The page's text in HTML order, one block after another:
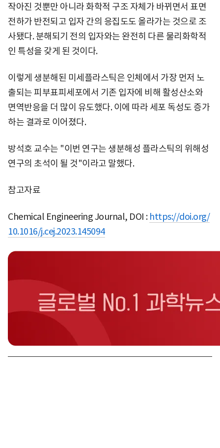
작아진 것뿐만 아니라 화학적 구조 자체가 바뀌면서 표면
전하가 반전되고 입자 간의 응집도도 올라가는 것으로 조
사됐다. 분해되기 전의 입자와는 완전히 다른 물리화학적
인 특성을 갖게 된 것이다.
이렇게 생분해된 미세플라스틱은 인체에서 가장 먼저 노
출되는 피부표피세포에서 기존 입자에 비해 활성산소와
면역반응을 더 많이 유도했다. 이에 따라 세포 독성도 증가
하는 결과로 이어졌다.
방석호 교수는 "이번 연구는 생분해성 플라스틱의 위해성
연구의 초석이 될 것"이라고 말했다.
참고자료
Chemical Engineering Journal, DOI : https://doi.org/
10.1016/j.cej.2023.145094